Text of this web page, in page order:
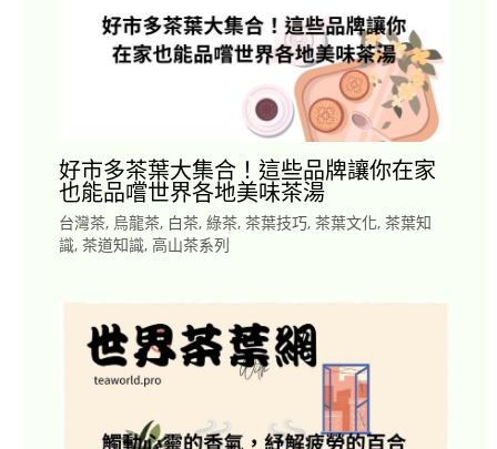
好市多茶葉大集合！這些品牌讓你在家
也能品嚐世界各地美味茶湯
台灣茶, 烏龍茶, 白茶, 綠茶, 茶葉技巧, 茶葉文化, 茶葉知
識, 茶道知識, 高山茶系列